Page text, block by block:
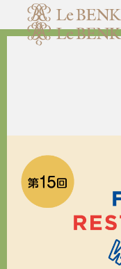
ABOUT
私たちについて
RESERVATION